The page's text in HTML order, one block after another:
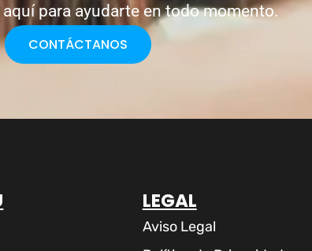
para ayudarte en todo momento.
CONTÁCTANOS
LEGAL
Aviso Legal